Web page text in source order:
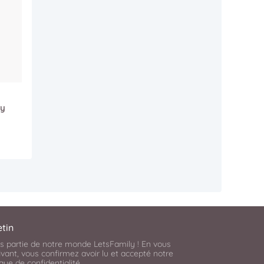
partie de notre monde LetsFamily ! En vous
vous confirmez avoir lu et accepté notre